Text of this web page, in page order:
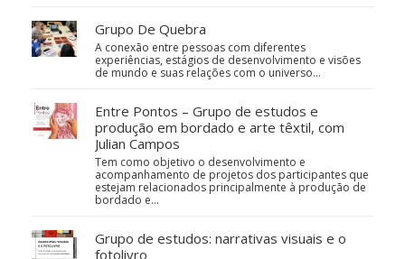
Grupo De Quebra
A conexão entre pessoas com diferentes
experiências, estágios de desenvolvimento e visões
de mundo e suas relações com o universo…
Entre Pontos – Grupo de estudos e
produção em bordado e arte têxtil, com
Julian Campos
Tem como objetivo o desenvolvimento e
acompanhamento de projetos dos participantes que
estejam relacionados principalmente à produção de
bordado e…
Grupo de estudos: narrativas visuais e o
fotolivro